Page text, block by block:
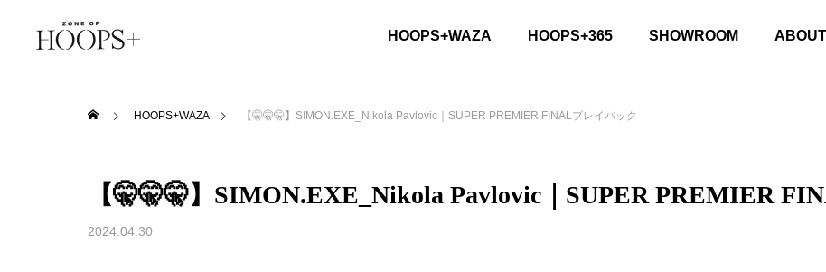
HOOPS+WAZA HOOPS+365 SHOWROOM ABOUT
HOOPS+WAZA 【🤫🤫🤫】SIMON.EXE_Nikola Pavlovic｜SUPER PREMIER FINALプレイバック
【🤫🤫🤫】SIMON.EXE_Nikola Pavlovic｜SUPER PREMIER
2024.04.30